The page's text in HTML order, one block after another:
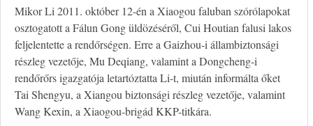
Mikor Li 2011. október 12-én a Xiaogou faluban szórólapokat
osztogatott a Fálun Gong üldözéséről, Cui Houtian falusi lakos
feljelentette a rendőrségen. Erre a Gaizhou-i állambiztonsági
részleg vezetője, Mu Deqiang, valamint a Dongcheng-i
rendőrőrs igazgatója letartóztatta Li-t, miután informálta őket
Tai Shengyu, a Xiangou biztonsági részleg vezetője, valamint
Wang Kexin, a Xiaogou-brigád KKP-titkára.